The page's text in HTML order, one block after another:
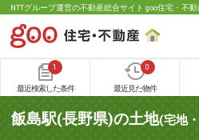
NTTグループ運営の不動産総合サイト goo住宅・不動
1
最近検索した条件
0
最近見た物件
飯島駅(長野県)の土地(宅地